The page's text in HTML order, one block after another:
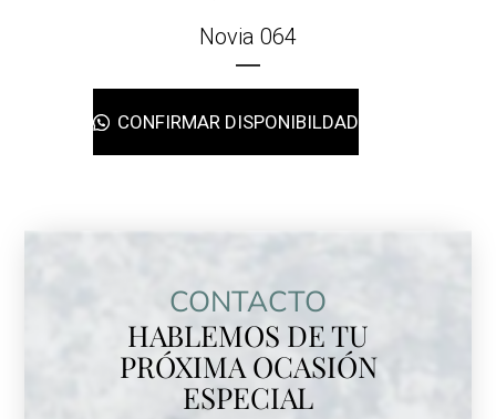
Novia 064
CONFIRMAR DISPONIBILDAD
CONTACTO
HABLEMOS DE TU
PRÓXIMA OCASIÓN
ESPECIAL